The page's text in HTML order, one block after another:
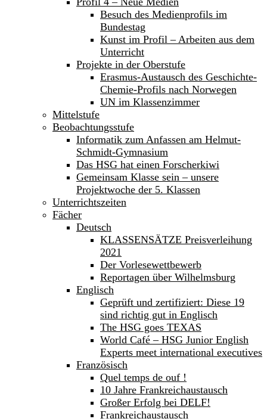
Besuch des Medienprofils im
Bundestag
Kunst im Profil – Arbeiten aus dem
Unterricht
Projekte in der Oberstufe
Erasmus-Austausch des Geschichte-
Chemie-Profils nach Norwegen
UN im Klassenzimmer
Mittelstufe
Beobachtungsstufe
Informatik zum Anfassen am Helmut-
Schmidt-Gymnasium
Das HSG hat einen Forscherkiwi
Gemeinsam Klasse sein – unsere
Projektwoche der 5. Klassen
Unterrichtszeiten
Fächer
Deutsch
KLASSENSÄTZE Preisverleihung
2021
Der Vorlesewettbewerb
Reportagen über Wilhelmsburg
Englisch
Geprüft und zertifiziert: Diese 19
sind richtig gut in Englisch
The HSG goes TEXAS
World Café – HSG Junior English
Experts meet international executives
Französisch
Quel temps de ouf !
10 Jahre Frankreichaustausch
Großer Erfolg bei DELF!
Frankreichaustausch